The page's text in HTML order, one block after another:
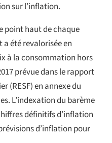
sur l’inflation.
point haut de chaque
été revalorisée en
à la consommation hors
prévue dans le rapport
(RESF) en annexe du
L’indexation du barème
définitifs d’inflation
d’inflation pour